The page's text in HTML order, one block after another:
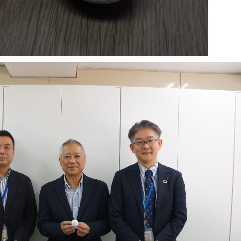
容 当
紹介
報